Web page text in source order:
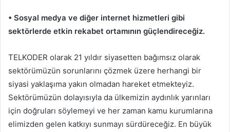
• Sosyal medya ve diğer internet hizmetleri gibi
sektörlerde etkin rekabet ortamının güçlendireceğiz.
TELKODER olarak 21 yıldır siyasetten bağımsız olarak
sektörümüzün sorunlarını çözmek üzere herhangi bir
siyasi yaklaşıma yakın olmadan hareket etmekteyiz.
Sektörümüzün dolayısıyla da ülkemizin aydınlık yarınları
için doğruları söylemeyi ve her zaman kamu kurumlarına
elimizden gelen katkıyı sunmayı sürdüreceğiz. En büyük